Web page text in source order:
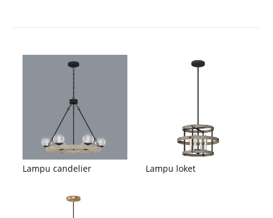
Lampu candelier Lampu loket